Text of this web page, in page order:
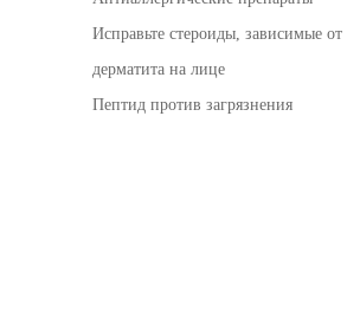
Исправьте стероиды, зависимые от
дерматита на лице
Пептид против загрязнения